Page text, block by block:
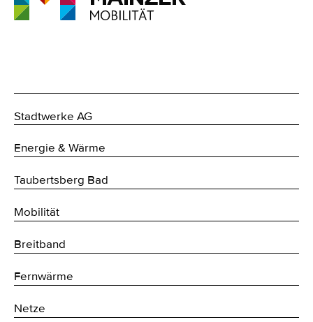
Stadtwerke AG
Energie & Wärme
Taubertsberg Bad
Mobilität
Breitband
Fernwärme
Netze